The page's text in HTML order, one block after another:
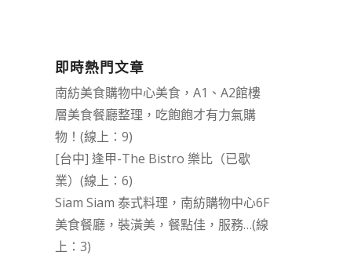
即時熱門文章
南紡美食購物中心美食，A1、A2館樓
層美食餐廳整理，吃飽飽才有力氣購
物！(線上：9)
[台中] 逢甲-The Bistro 樂比（已歇
業）(線上：6)
Siam Siam 泰式料理，南紡購物中心6F
美食餐廳，裝潢美，餐點佳，服務…(線
上：3)